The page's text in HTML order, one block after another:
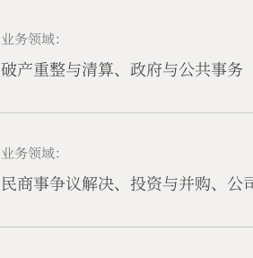
业务领域：
破产重整与清算、政府与公共事务
业务领域：
民商事争议解决、投资与并购、公